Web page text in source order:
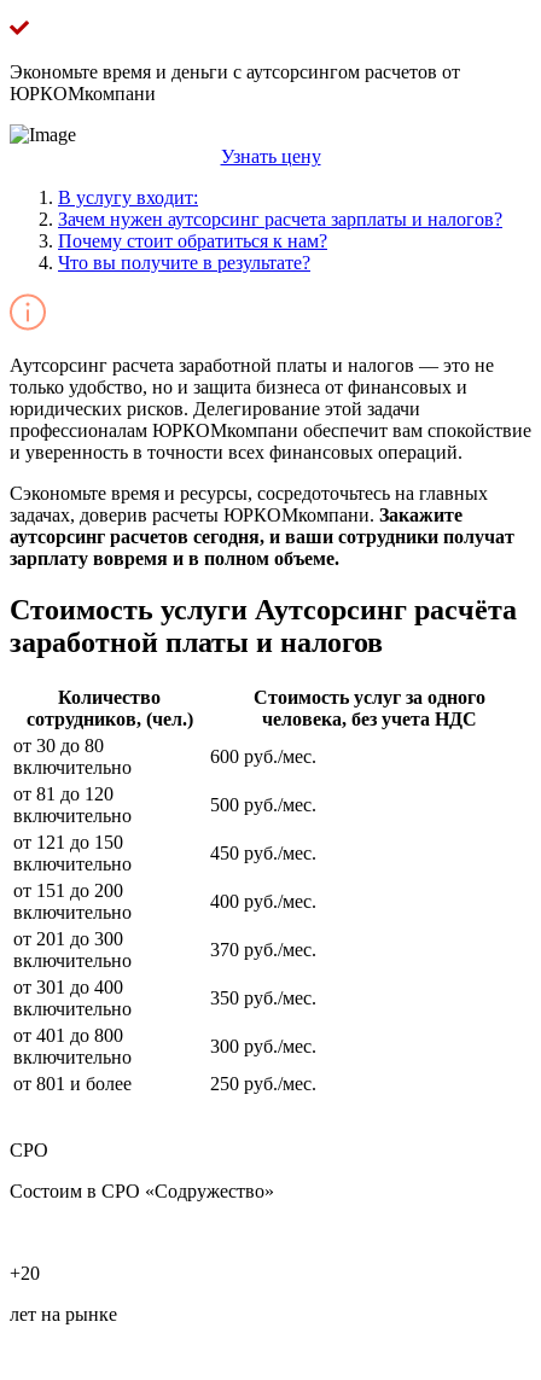
Экономьте время и деньги с аутсорсингом расчетов от
ЮРКОМкомпани
Узнать цену
В услугу входит:
Зачем нужен аутсорсинг расчета зарплаты и налогов?
Почему стоит обратиться к нам?
Что вы получите в результате?
Аутсорсинг расчета заработной платы и налогов — это не
только удобство, но и защита бизнеса от финансовых и
юридических рисков. Делегирование этой задачи
профессионалам ЮРКОМкомпани обеспечит вам спокойствие
и уверенность в точности всех финансовых операций.
Сэкономьте время и ресурсы, сосредоточьтесь на главных
задачах, доверив расчеты ЮРКОМкомпани. Закажите
аутсорсинг расчетов сегодня, и ваши сотрудники получат
зарплату вовремя и в полном объеме.
Стоимость услуги Аутсорсинг расчёта
заработной платы и налогов
Количество
сотрудников, (чел.)
Стоимость услуг за одного
человека, без учета НДС
от 30 до 80
включительно
600 руб./мес.
от 81 до 120
включительно
500 руб./мес.
от 121 до 150
включительно
450 руб./мес.
от 151 до 200
включительно
400 руб./мес.
от 201 до 300
включительно
370 руб./мес.
от 301 до 400
включительно
350 руб./мес.
от 401 до 800
включительно
300 руб./мес.
от 801 и более
250 руб./мес.
СРО
Состоим в СРО «Содружество»
+20
лет на рынке